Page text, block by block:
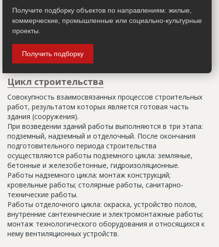
строительные организации делают свои добавления
(например, вторая очередь). В официальных документах
должен присутствовать официальный строительный адрес,
квартира с большой кладовой", которые годятся только
для переговоров.
Цикл строительства
Совокупность взаимосвязанных процессов строительных
работ, результатом которых является готовая часть
здания (сооружения).
При возведении зданий работы выполняются в три этапа:
подземный, надземный и отделочный. После окончания
подготовительного периода строительства
осуществляются работы подземного цикла: земляные,
бетонные и железобетонные, гидроизоляционные.
Работы надземного цикла: монтаж конструкций;
кровельные работы; столярные работы, санитарно-
технические работы.
Работы отделочного цикла: окраска, устройство полов,
внутренние сантехнические и электромонтажные работы;
монтаж технологического оборудования и относящихся к
нему вентиляционных устройств.
Получите подборку объектов по направлениям: жилые,
коммерческие, промышленные или социально-культурные
проекты.
Получить подборку